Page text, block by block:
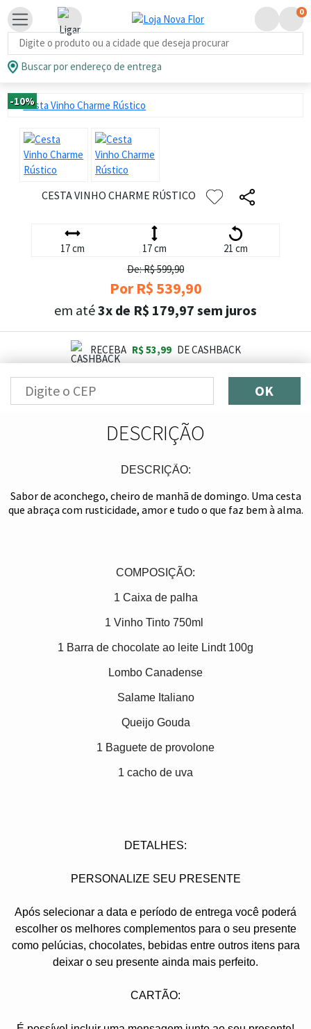
Busca de produtos
0
Buscar por endereço de entrega
-10%
CESTA VINHO CHARME RÚSTICO
17 cm 17 cm
21 cm
De: R$ 599,90
Por R$ 539,90
em até3x de R$ 179,97 sem juros
RECEBA R$ 53,99 DE CASHBACK
OK
DESCRIÇÃO
DESCRIÇÃO:
Sabor de aconchego, cheiro de manhã de domingo. Uma cesta
que abraça com rusticidade, amor e tudo o que faz bem à alma.
COMPOSIÇÃO:
1 Caixa de palha
1 Vinho Tinto 750ml
1 Barra de chocolate ao leite Lindt 100g
Lombo Canadense
Salame Italiano
Queijo Gouda
1 Baguete de provolone
1 cacho de uva
DETALHES:
PERSONALIZE SEU PRESENTE
Após selecionar a data e período de entrega você poder
escolher os melhores complementos para o seu presente
como pelúcias, chocolates, bebidas entre outros itens para
deixar o seu presente ainda mais perfeito.
CARTÃO: